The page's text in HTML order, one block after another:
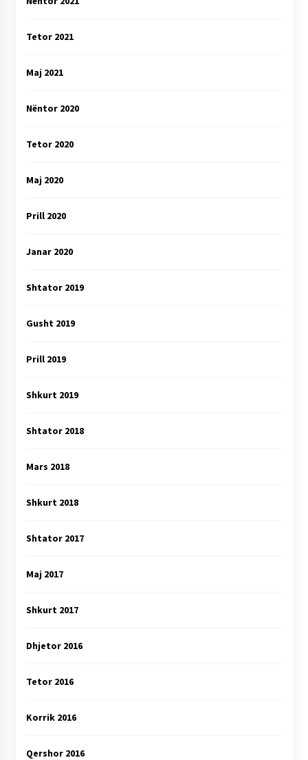
Tetor 2021
Maj 2021
Nëntor 2020
Tetor 2020
Maj 2020
Prill 2020
Janar 2020
Shtator 2019
Gusht 2019
Prill 2019
Shkurt 2019
Shtator 2018
Mars 2018
Shkurt 2018
Shtator 2017
Maj 2017
Shkurt 2017
Dhjetor 2016
Tetor 2016
Korrik 2016
Qershor 2016